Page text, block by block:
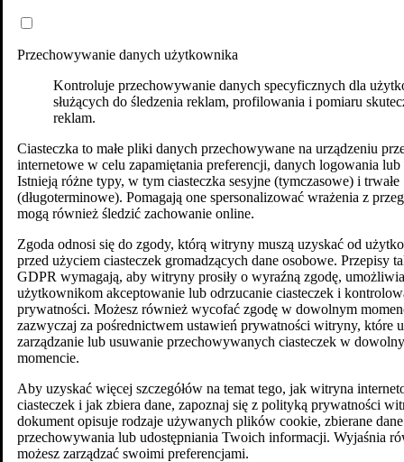
Przechowywanie danych użytkownika
Kontroluje przechowywanie danych specyficznych dla
służących do śledzenia reklam, profilowania i pomiaru
reklam.
Ciasteczka to małe pliki danych przechowywane na urządzeniu
internetowe w celu zapamiętania preferencji, danych logowania lub
Istnieją różne typy, w tym ciasteczka sesyjne (tymczasowe) i trwałe
(długoterminowe). Pomagają one spersonalizować wrażenia z
mogą również śledzić zachowanie online.
Zgoda odnosi się do zgody, którą witryny muszą uzyskać od
przed użyciem ciasteczek gromadzących dane osobowe. Przepisy
GDPR wymagają, aby witryny prosiły o wyraźną zgodę,
użytkownikom akceptowanie lub odrzucanie ciasteczek i
prywatności. Możesz również wycofać zgodę w dowolnym
zazwyczaj za pośrednictwem ustawień prywatności witryny, które
zarządzanie lub usuwanie przechowywanych ciasteczek w
momencie.
Aby uzyskać więcej szczegółów na temat tego, jak witryna
ciasteczek i jak zbiera dane, zapoznaj się z polityką prywatności
dokument opisuje rodzaje używanych plików cookie, zbierane
przechowywania lub udostępniania Twoich informacji. Wyjaśnia
możesz zarządzać swoimi preferencjami.